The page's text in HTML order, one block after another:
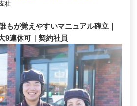
社
もが覚えやすいマニュアル確立｜
9連休可｜契約社員